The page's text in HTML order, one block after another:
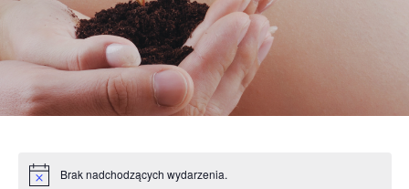
Powiadomienie
Brak nadchodzących wydarzenia.